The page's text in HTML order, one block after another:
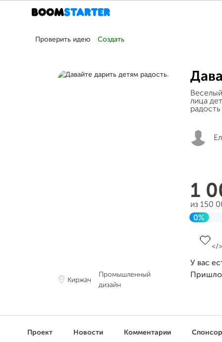
Проверить идею Создать
Киржач
Промышленный
дизайн
лица
радость
1
из 150
0%
У вас
Проект Новости Комментарии